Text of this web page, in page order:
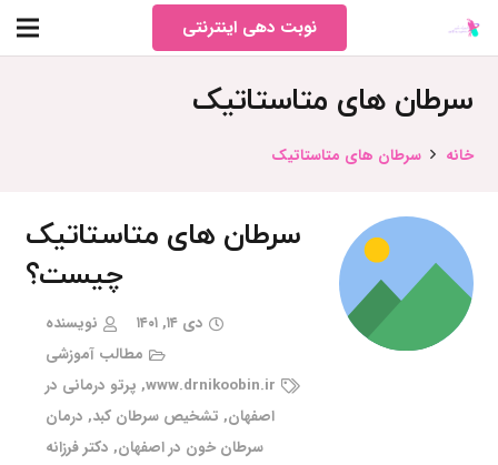
نوبت دهی اینترنتی
سرطان های متاستاتیک
خانه سرطان های متاستاتیک
سرطان های متاستاتیک
چیست؟
دی ۱۴, ۱۴۰۱
نویسنده
مطالب آموزشی
www.drnikoobin.ir
, پرتو درمانی در
اصفهان, تشخیص سرطان کبد, درمان
سرطان خون در اصفهان, دکتر فرزانه